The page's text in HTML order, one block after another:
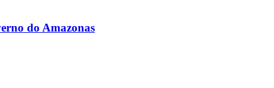
do Amazonas